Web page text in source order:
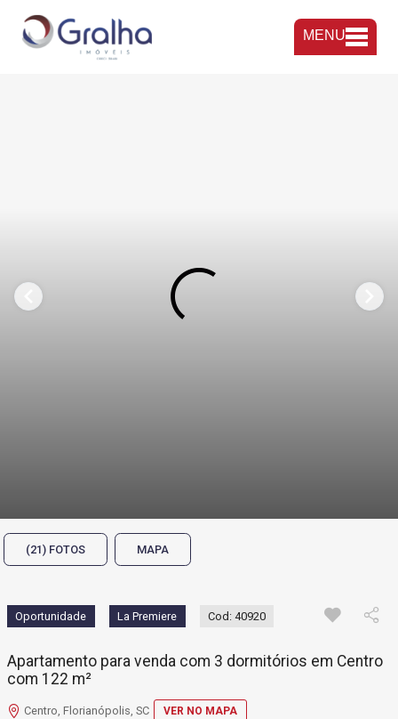
MENU
(21) FOTOS MAPA
Oportunidade La Premiere Cod: 40920
Apartamento para venda com 3 dormitórios em Centro
com 122 m²
Centro, Florianópolis, SC VER NO MAPA